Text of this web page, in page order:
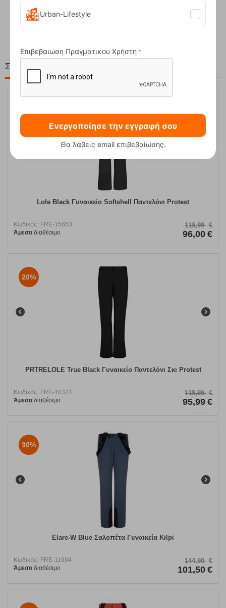
Compact Ocean Blue Τηλεσκοπικά Μπατόν Πεζ...
Στη ίδια Τιμή!
Lole Black Γυναικείο Softshell Παντελόνι Protest
Κωδικός: FRE-15653
Άμεσα διαθέσιμο
119,99 €
96,00 €
20%
PRTRELOLE True Black Γυναικείο Παντελόνι Σκι Protest
Κωδικός: FRE-18374
Άμεσα διαθέσιμο
119,99 €
95,99 €
30%
Elare-W Blue Σαλοπέτα Γυναικεία Kilpi
Κωδικός: FRE-11994
Άμεσα διαθέσιμο
144,90 €
101,50 €
Urban-Lifestyle
Επιβεβαιωση Πραγματικου Χρήστη
Ενεργοποίησε την εγγραφή σου
Θα λάβεις email επιβεβαίωσης.